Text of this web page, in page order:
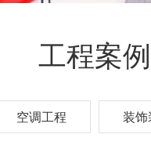
工程案例
空调工程 装饰